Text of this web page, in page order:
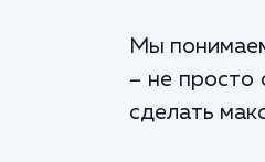
Мы
– не просто
сделать